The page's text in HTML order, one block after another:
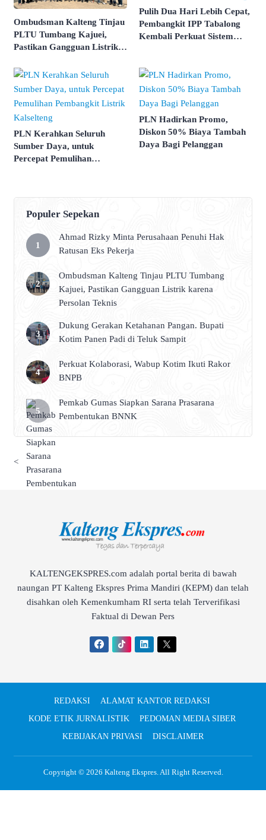
Ombudsman Kalteng Tinjau
PLTU Tumbang Kajuei,
Pastikan Gangguan Listrik
Pulih Dua Hari Lebih Cepat,
Pembangkit IPP Tabalong
Kembali Perkuat Sistem
PLN Kerahkan Seluruh
Sumber Daya, untuk
Percepat Pemulihan
PLN Hadirkan Promo,
Diskon 50% Biaya Tambah
Daya Bagi Pelanggan
Populer Sepekan
Ahmad Rizky Minta Perusahaan Penuhi Hak
Ratusan Eks Pekerja
Ombudsman Kalteng Tinjau PLTU Tumbang
Kajuei, Pastikan Gangguan Listrik karena
Persolan Teknis
Dukung Gerakan Ketahanan Pangan. Bupati
Kotim Panen Padi di Teluk Sampit
Perkuat Kolaborasi, Wabup Kotim Ikuti Rakor
BNPB
Pemkab Gumas Siapkan Sarana Prasarana
Pembentukan BNNK
<
KALTENGEKSPRES.com adalah portal berita di bawah
naungan PT Kalteng Ekspres Prima Mandiri (KEPM) dan telah
disahkan oleh Kemenkumham RI serta telah Terverifikasi
Faktual di Dewan Pers
REDAKSI
ALAMAT KANTOR REDAKSI
KODE ETIK JURNALISTIK
PEDOMAN MEDIA SIBER
KEBIJAKAN PRIVASI
DISCLAIMER
Copyright © 2026 Kalteng Ekspres. All Right Reserved.